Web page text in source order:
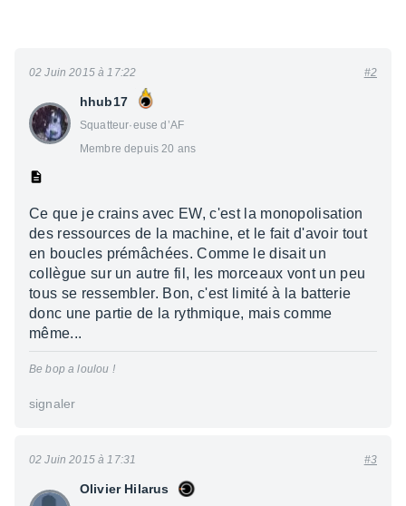
hhub17
Squatteur·euse d’AF
Membre depuis 20 ans
02 Juin 2015 à 17:22 #2
Ce que je crains avec EW, c'est la monopolisation
des ressources de la machine, et le fait d'avoir tout
en boucles prémâchées. Comme le disait un
collègue sur un autre fil, les morceaux vont un peu
tous se ressembler. Bon, c'est limité à la batterie
donc une partie de la rythmique, mais comme
même...
Be bop a loulou !
signaler
Olivier Hilarus
02 Juin 2015 à 17:31 #3